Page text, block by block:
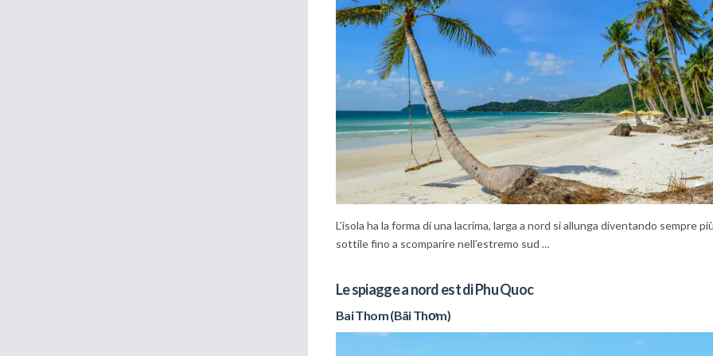
L’isola ha la forma di una lacrima, larga a nord si allunga diventando sempre
sottile fino a scomparire nell’estremo sud …
Le spiagge a nord est di Phu Quoc
Bai Thom (Bãi Thơm)